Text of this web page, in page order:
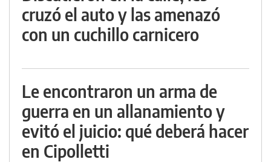
cruzó el auto y las amenazó
con un cuchillo carnicero
Le encontraron un arma de
guerra en un allanamiento y
evitó el juicio: qué deberá hacer
en Cipolletti